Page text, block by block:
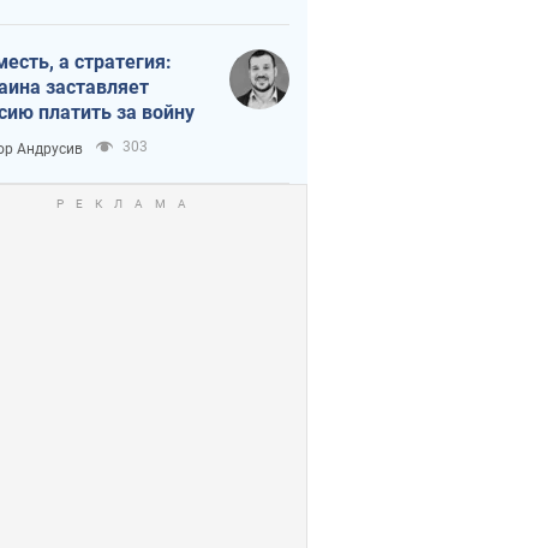
а стратегия:
заставляет
платить за войну
Андрусив 303